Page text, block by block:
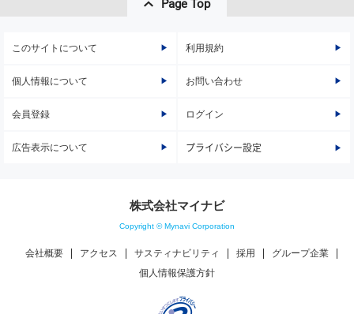
Page Top
このサイトについて 利用規約
個人情報について お問い合わせ
会員登録 ログイン
広告表示について プライバシー設定
株式会社マイナビ
Copyright © Mynavi Corporation
会社概要 アクセス サスティナビリティ 採用
グループ企業
個人情報保護方針